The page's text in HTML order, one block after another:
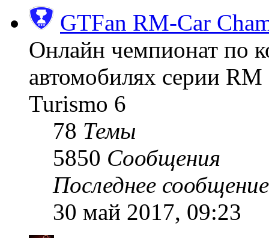
GTFan RM-Car
Онлайн чемпионат по
автомобилях серии
Turismo 6
78 Темы
5850 Сообщения
Последнее сообщение
30 май 2017, 09:23